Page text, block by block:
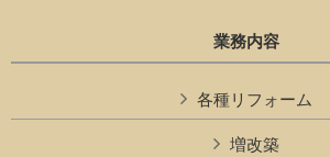
業務内容
各種リフォーム
増改築